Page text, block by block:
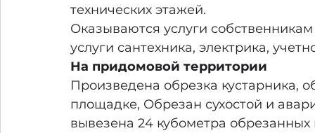
технических этажей.
Оказываются услуги
услуги сантехника, электрика,
На придомовой территории
Произведена обрезка кустарника,
площадке, Обрезан сухостой и
вывезена 24 кубометра обрезанных